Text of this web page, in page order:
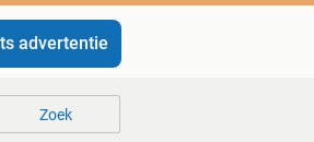
advertentie
Zoek